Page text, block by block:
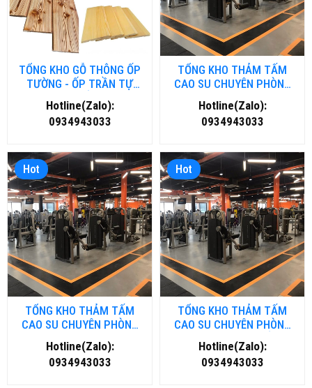
TỔNG KHO GỖ THÔNG ỐP
TƯỜNG - ỐP TRẦN TỰ
NHIÊN TẠI HẢI DƯƠNG
Hotline(Zalo):
0934943033
TỔNG KHO THẢM TẤM
CAO SU CHUYÊN PHÒNG
GYM- FITNESS TẠI ĐÀ
NẴNG
Hotline(Zalo):
0934943033
Hot
TỔNG KHO THẢM TẤM
CAO SU CHUYÊN PHÒNG
GYM- FITNESS TẠI HÀ NỘI
Hotline(Zalo):
0934943033
Hot
TỔNG KHO THẢM TẤM
CAO SU CHUYÊN PHÒNG
GYM- FITNESS TẠI HỒ CHÍ
MINH
Hotline(Zalo):
0934943033